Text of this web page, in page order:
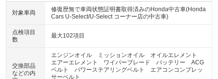
対象車両
修復歴無で車両状態証明書取得済みのHonda中古車(Honda
Cars U-Select/U-Select コーナー店の中古車)
点検項目
数
最大102項目
交換部品
などの内
エンジンオイル ミッションオイル オイルエレメント
エアーエレメント ワイパーブレード バッテリー ACG
ベルト パワーステアリングベルト エアコンコンプレッ
サーベルト